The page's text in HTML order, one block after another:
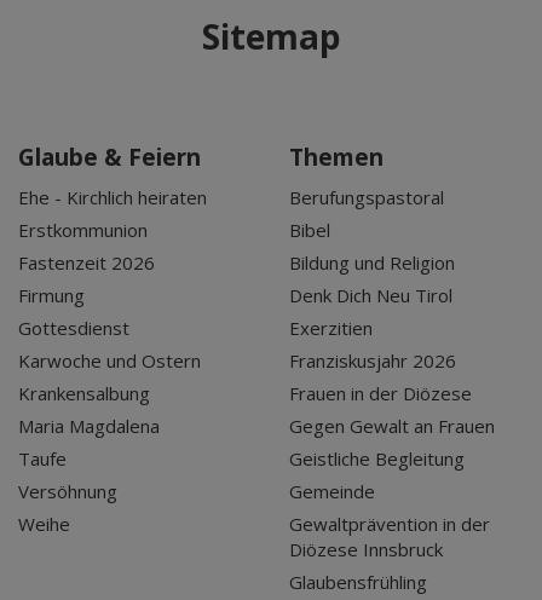
Sitemap
Glaube & Feiern
Ehe - Kirchlich heiraten
Erstkommunion
Fastenzeit 2026
Firmung
Gottesdienst
Karwoche und Ostern
Krankensalbung
Maria Magdalena
Taufe
Versöhnung
Weihe
Themen
Berufungspastoral
Bibel
Bildung und Religion
Denk Dich Neu Tirol
Exerzitien
Franziskusjahr 2026
Frauen in der Diözese
Gegen Gewalt an Frauen
Geistliche Begleitung
Gemeinde
Gewaltprävention in der
Diözese Innsbruck
Glaubensfrühling